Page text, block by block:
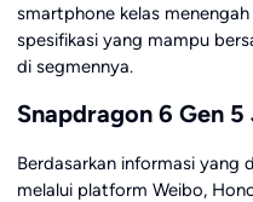
smartphone kelas
spesifikasi yang mampu
di segmennya.
Snapdragon 6 Gen
Berdasarkan informasi yang
melalui platform Weibo,